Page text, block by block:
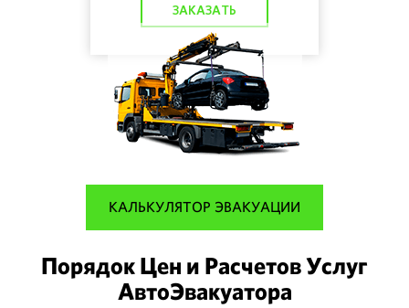
ЗАКАЗАТЬ
КАЛЬКУЛЯТОР ЭВАКУАЦИИ
Порядок Цен и Расчетов Услуг
АвтоЭвакуатора